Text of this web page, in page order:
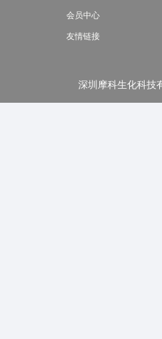
会员中心
友情链接
深圳摩科生化科技